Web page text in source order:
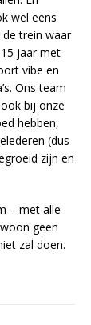
wel eens
trein waar
jaar met
vibe en
Ons team
bij onze
hebben,
(dus
zijn en
– met alle
geen
zal doen.